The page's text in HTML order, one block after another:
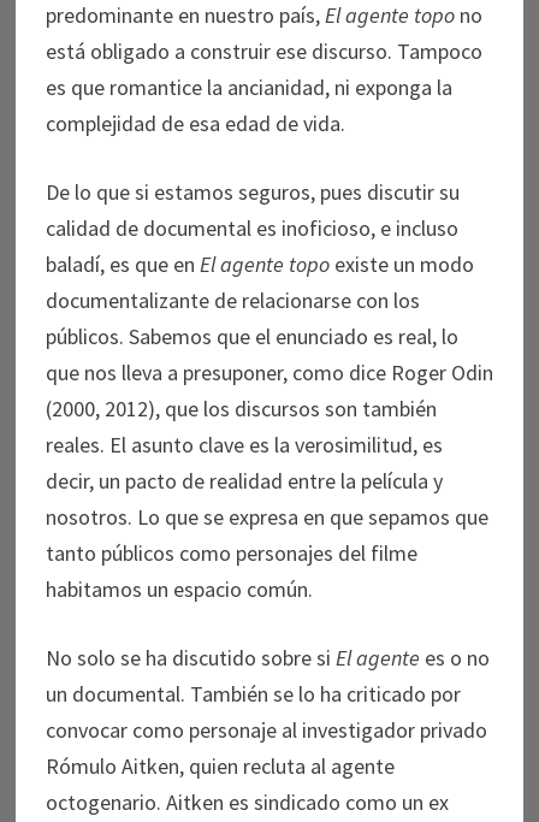
predominante en nuestro país, El agente topono
está obligado a construir ese discurso. Tampoco
es que romantice la ancianidad, ni exponga la
complejidad de esa edad de vida.
De lo que si estamos seguros, pues discutir su
calidad de documental es inoficioso, e incluso
baladí, es que en El agente topo existe un modo
documentalizante de relacionarse con los
públicos. Sabemos que el enunciado es real, lo
que nos lleva a presuponer, como dice Roger Odin
(2000, 2012), que los discursos son también
reales. El asunto clave es la verosimilitud, es
decir, un pacto de realidad entre la película y
nosotros. Lo que se expresa en que sepamos que
tanto públicos como personajes del filme
habitamos un espacio común.
No solo se ha discutido sobre si El agente es o no
un documental. También se lo ha criticado por
convocar como personaje al investigador privado
Rómulo Aitken, quien recluta al agente
octogenario. Aitken es sindicado como un ex